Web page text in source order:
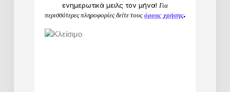
ενημερωτικά μειλς τον μήνα! Για
περισσότερες πληροφορίες δείτε τους όρους χρήσης.